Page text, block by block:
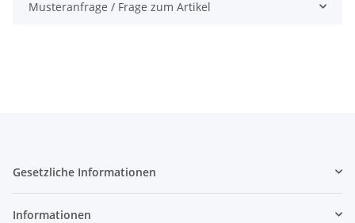
Musteranfrage / Frage zum Artikel
Gesetzliche Informationen
Informationen